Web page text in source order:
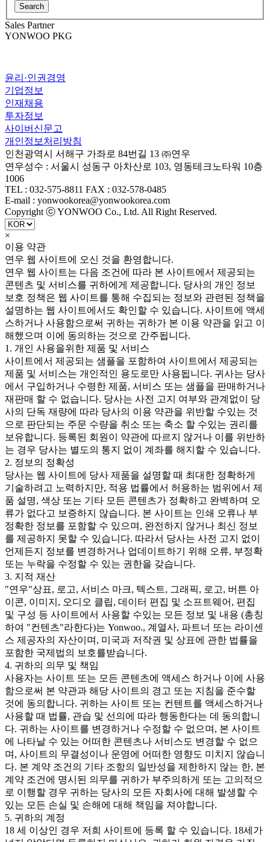
Sales Partner
YONWOO PKG
윤리·인권경영
기업정보
인재채용
투자정보
사이버신문고
개인정보처리방침
인천광역시 서해구 가좌로 84번길 13 ㈜연우
연우성수 : 서울시 성동구 아차산로 103, 영동테크노타워 10층
1006
TEL : 032-575-8811 FAX : 032-578-0485
E-mail : yonwookorea@yonwookorea.com
Copyright ⓒ YONWOO Co., Ltd. All Right Reserved.
×
이용 약관
연우 웹 사이트에 오신 것을 환영합니다.
연우 웹 사이트는 다음 조건에 따라 본 사이트에서 제공되는
콘텐츠 및 서비스를 귀하에게 제공합니다. 당사의 개인 정보
보호 정책은 웹 사이트를 통해 수집되는 정보와 관련된 정책을
설명하는 웹 사이트에서도 확인할 수 있습니다. 사이트에 액세
스하거나 사용함으로써 귀하는 귀하가 본 이용 약관을 읽고 이
해했으며 이에 동의하는 것으로 간주됩니다.
1. 개인 사용을위한 제품 및 서비스
사이트에서 제공되는 샘플을 포함하여 사이트에서 제공되는
제품 및 서비스는 개인적인 용도로만 사용됩니다. 귀사는 당사
에서 구입하거나 수령한 제품, 서비스 또는 샘플을 판매하거나
재판매 할 수 없습니다. 당사는 사전 고지 여부와 관계없이 당
사의 단독 재량에 따라 당사의 이용 약관을 위반할 수있는 것
으로 판단되는 주문 수량을 취소 또는 축소 할 수있는 권리를
보유합니다. 등록된 회원이 약관에 따르지 않거나 이를 위반하
는 경우 당사는 별도의 통지 없이 계좌를 해지할 수 있습니다.
2. 정보의 정확성
당사는 웹 사이트에 당사 제품을 설명할 때 최대한 정확하게
기술하려고 노력하지만, 적용 법률에서 허용하는 범위에서 제
품 설명, 색상 또는 기타 모든 콘텐츠가 정확하고 완벽하며 오
류가 없다고 보증하지 않습니다. 본 사이트는 인쇄 오류나 부
정확한 정보를 포함할 수 있으며, 완전하지 않거나 최신 정보
를 제공하지 못할 수 있습니다. 따라서 당사는 사전 고지 없이
언제든지 정보를 변경하거나 업데이트하기 위해 오류, 부정확
또는 누락을 수정할 수 있는 권한을 갖습니다.
3. 지적 재산
"연우"상표, 로고, 서비스 마크, 텍스트, 그래픽, 로고, 버튼 아
이콘, 이미지, 오디오 클립, 데이터 편집 및 소프트웨어, 편집
및 구성 등 사이트에서 사용할 수있는 모든 정보 및 내용 (총칭
하여 "컨텐츠"라한다)는 Yonwoo., 계열사, 파트너 또는 라이센
스 제공자의 자산이며, 미국과 저작권 및 상표에 관한 법률을
포함한 국제법의 보호를받습니다.
4. 귀하의 의무 및 책임
사용자는 사이트 또는 모든 콘텐츠에 액세스 하거나 이에 사용
함으로써 본 약관과 해당 사이트의 경고 또는 지침을 준수할
것에 동의합니다. 귀하는 사이트 또는 컨텐트를 액세스하거나
사용할 때 법률, 관습 및 선의에 따라 행동한다는 데 동의합니
다. 귀하는 사이트를 변경하거나 수정할 수 없으며, 본 사이트
에 나타날 수 있는 어떠한 콘텐츠나 서비스도 변경할 수 없으
며, 사이트의 무결성이나 운영에 어떠한 영향도 미치지 않습니
다. 본 계약 조건의 기타 조항의 일반성을 제한하지 않는 한, 본
계약 조건에 명시된 의무를 귀하가 부주의하게 또는 고의적으
로 이행할 경우 귀하는 당사의 모든 자회사에 대해 발생할 수
있는 모든 손실 및 손해에 대해 책임을 져야합니다.
5. 귀하의 계정
18 세 이상인 경우 저희 사이트에 등록 할 수 있습니다. 18세가